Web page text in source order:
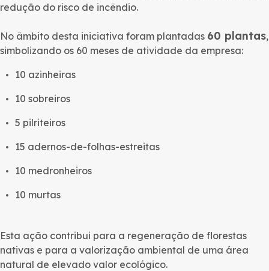
redução do risco de incêndio.
No âmbito desta iniciativa foram plantadas 60 plantas,
simbolizando os 60 meses de atividade da empresa:
10 azinheiras
10 sobreiros
5 pilriteiros
15 adernos-de-folhas-estreitas
10 medronheiros
10 murtas
Esta ação contribui para a regeneração de florestas
nativas e para a valorização ambiental de uma área
natural de elevado valor ecológico.